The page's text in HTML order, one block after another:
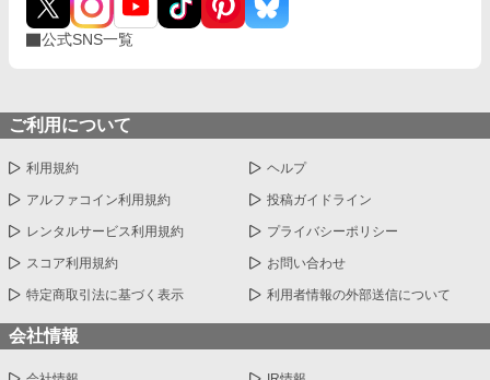
公式SNS一覧
ご利用について
利用規約 ヘルプ
アルファコイン利用規約 投稿ガイドライン
レンタルサービス利用規約 プライバシーポリシー
スコア利用規約 お問い合わせ
特定商取引法に基づく表示 利用者情報の外部送信について
会社情報